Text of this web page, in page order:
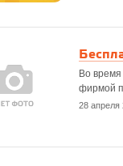
Во
фирмой
28 апреля